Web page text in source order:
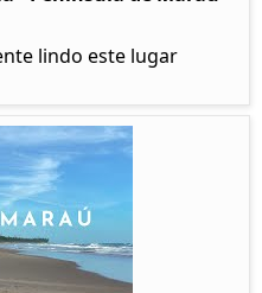
lindo este lugar